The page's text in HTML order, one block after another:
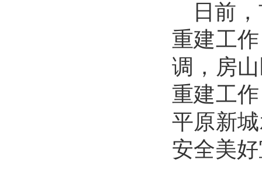
日前
重建工
调，房
重建工
平原新
安全美